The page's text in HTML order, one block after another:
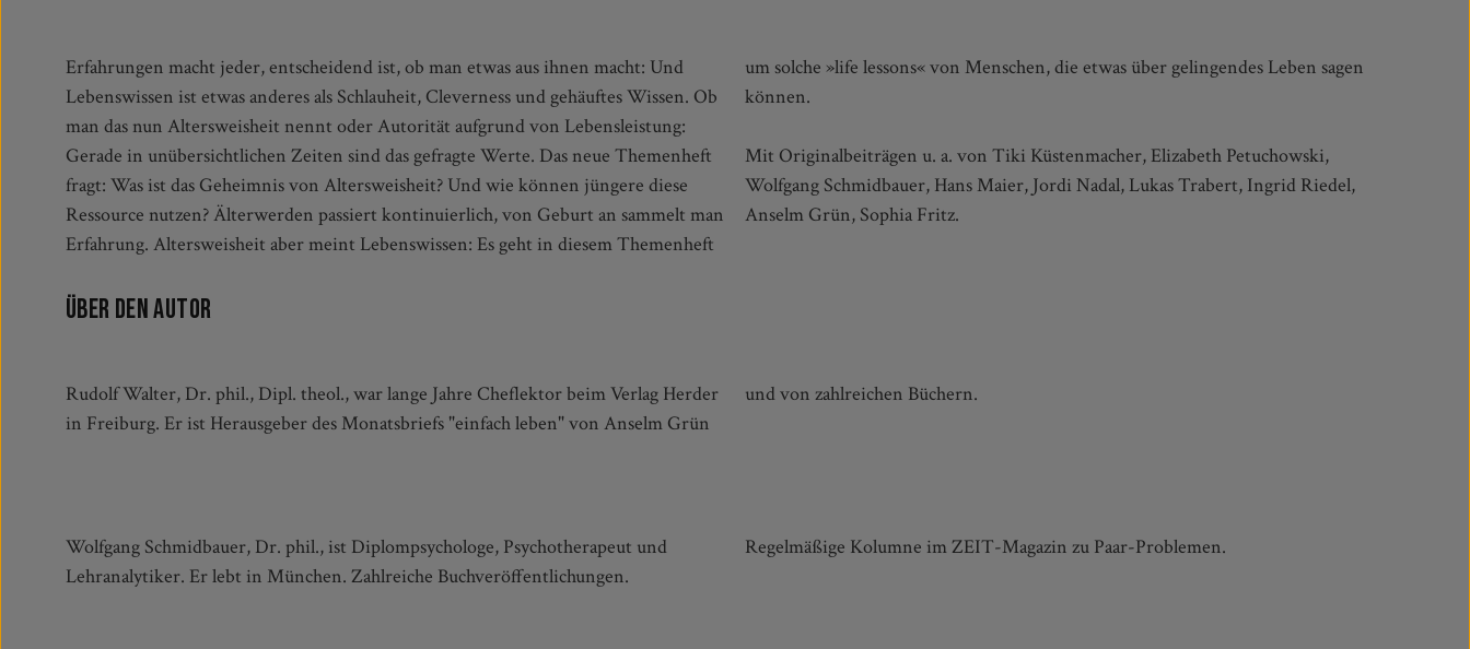
Erfahrungen macht jeder, entscheidend ist, ob man etwas aus ihnen macht: Und
Lebenswissen ist etwas anderes als Schlauheit, Cleverness und gehäuftes Wissen. Ob
man das nun Altersweisheit nennt oder Autorität aufgrund von Lebensleistung:
Gerade in unübersichtlichen Zeiten sind das gefragte Werte. Das neue Themenheft
fragt: Was ist das Geheimnis von Altersweisheit? Und wie können jüngere diese
Ressource nutzen? Älterwerden passiert kontinuierlich, von Geburt an sammelt man
Erfahrung. Altersweisheit aber meint Lebenswissen: Es geht in diesem Themenheft
um solche »life lessons« von Menschen, die etwas über gelingendes Leben sagen
können.
Mit Originalbeiträgen u. a. von Tiki Küstenmacher, Elizabeth Petuchowski,
Wolfgang Schmidbauer, Hans Maier, Jordi Nadal, Lukas Trabert, Ingrid Riedel,
Anselm Grün, Sophia Fritz.
Über den Autor
Rudolf Walter, Dr. phil., Dipl. theol., war lange Jahre Cheflektor beim Verlag Herder
in Freiburg. Er ist Herausgeber des Monatsbriefs "einfach leben" von Anselm Grün
und von zahlreichen Büchern.
Wolfgang Schmidbauer, Dr. phil., ist Diplompsychologe, Psychotherapeut und
Lehranalytiker. Er lebt in München. Zahlreiche Buchveröffentlichungen.
Regelmäßige Kolumne im ZEIT-Magazin zu Paar-Problemen.